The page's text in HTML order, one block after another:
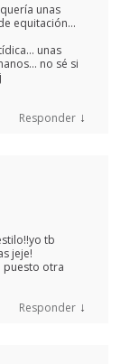
unas
equitación…
unas
no sé si
Responder ↓
tb
jeje!
puesto otra
Responder ↓